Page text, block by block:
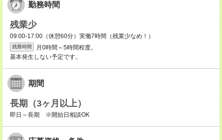
勤務時間
残業少
09:00-17:00（休憩60分）実働7時間（残業少なめ！）
残業時間
月0時間～5時間程度。
基本発生しない予定です。
期間
長期（3ヶ月以上）
即日～長期 ※開始日相談OK